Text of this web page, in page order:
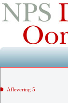
Aflevering 5